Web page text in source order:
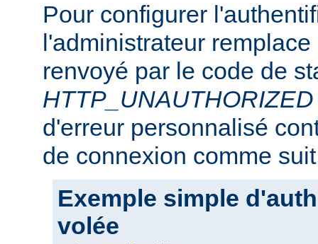
Pour configurer
l'administrateur
renvoyé par le code de
HTTP_UNAUTHORIZED
d'erreur personnalisé
de connexion comme
Exemple simple
volée